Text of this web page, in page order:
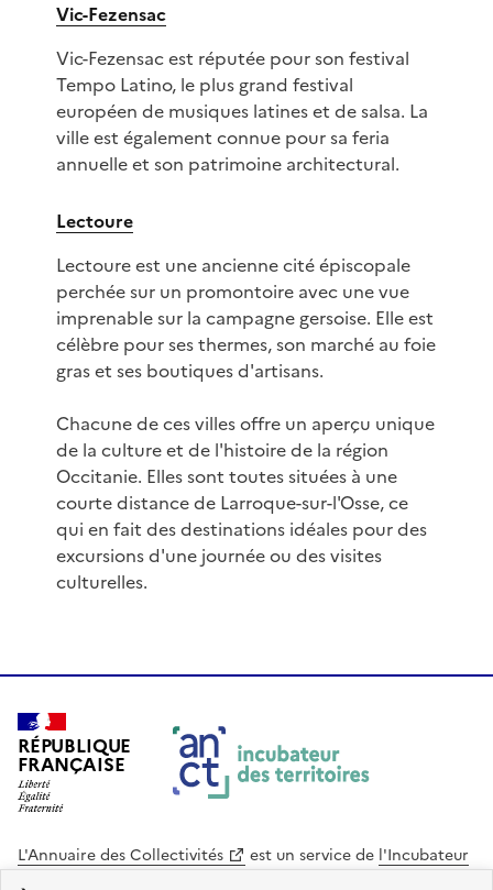
Vic-Fezensac
Vic-Fezensac est réputée pour son festival
Tempo Latino, le plus grand festival
européen de musiques latines et de salsa. La
ville est également connue pour sa feria
annuelle et son patrimoine architectural.
Lectoure
Lectoure est une ancienne cité épiscopale
perchée sur un promontoire avec une vue
imprenable sur la campagne gersoise. Elle est
célèbre pour ses thermes, son marché au foie
gras et ses boutiques d'artisans.
Chacune de ces villes offre un aperçu unique
de la culture et de l'histoire de la région
Occitanie. Elles sont toutes situées à une
courte distance de Larroque-sur-l'Osse, ce
qui en fait des destinations idéales pour des
excursions d'une journée ou des visites
culturelles.
RÉPUBLIQUE
FRANÇAISE
L'Annuaire des Collectivités est un service de l'Incubateur
des Territoires